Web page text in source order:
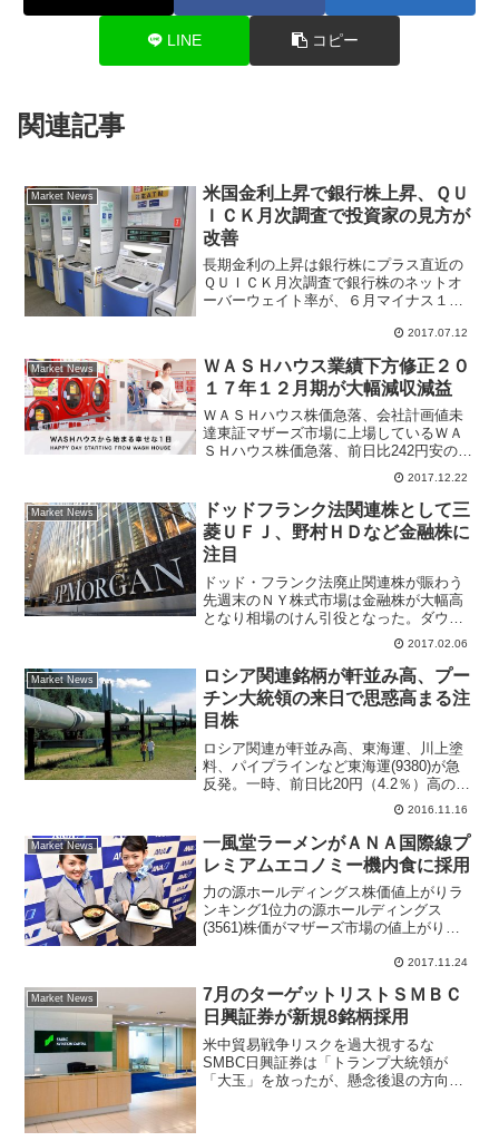
LINE コピー
関連記事
Market News
米国金利上昇で銀行株上昇、ＱＵ
ＩＣＫ月次調査で投資家の見方が
改善
長期金利の上昇は銀行株にプラス直近の
ＱＵＩＣＫ月次調査で銀行株のネットオ
ーバーウェイト率が、６月マイナス１
復した。投資家が銀行株に対して見方を
改善したか、保有株比率を引き上げたか
定かではないが、銀行株投資...
2017.07.12
Market News
ＷＡＳＨハウス業績下方修正２０
１７年１２月期が大幅減収減益
ＷＡＳＨハウス株価急落、会社計画値未
達東証マザーズ市場に上場しているＷＡ
ＳＨハウス株価急落、前日比242円安の
2420円まで売り込まれる場面があった。9
月11日につけた上場来安値2380円を株価
チャート的にも意識する展開。ＷＡＳＨ
ハウスは1...
2017.12.22
Market News
ドッドフランク法関連株として三
菱ＵＦＪ、野村ＨＤなど金融株に
注目
ドッド・フランク法廃止関連株が賑わう
先週末のＮＹ株式市場は金融株が大幅高
となり相場のけん引役となった。ダウ工
業株３０種平均は１８６ドル高となり２
万ドルを回復、トランプラリー相場はま
だ終わっていないと感じさせられた。相
場の原動力はトランプ大統...
2017.02.06
Market News
ロシア関連銘柄が軒並み高、プー
チン大統領の来日で思惑高まる注
目株
ロシア関連が軒並み高、東海運、川上塗
料、パイプラインなど東海運(9380)が急
反発。一時、前日比20円（4.2％）高の
491円まで買われている。トランプ米国次
期大統領がロシアとの関係を重視してお
り、日ロ関係の進展を期待した動きが継
続している...
2016.11.16
Market News
一風堂ラーメンがＡＮＡ国際線プ
レミアムエコノミー機内食に採用
力の源ホールディングス株価値上がりラ
ンキング1位力の源ホールディングス
(3561)株価がマザーズ市場の値上がり率
円高の２４４８円、上昇率は１９％超と
なっている。先週から値動きが良くなっ
てたが、きょうはポジ...
2017.11.24
Market News
7月のターゲットリストＳＭＢＣ
日興証券が新規8銘柄採用
米中貿易戦争リスクを過大視するな
SMBC日興証券は「トランプ大統領が
「大玉」を放ったが、懸念後退の方向性